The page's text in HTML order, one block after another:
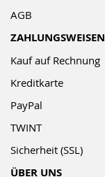
AGB
ZAHLUNGSWEISEN
Kauf auf Rechnung
Kreditkarte
PayPal
TWINT
Sicherheit (SSL)
ÜBER UNS